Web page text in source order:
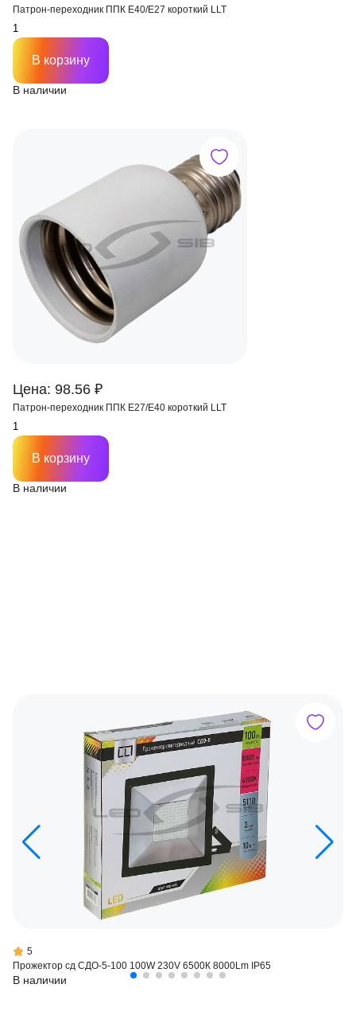
Патрон-переходник ППК Е40/Е27 короткий LLT
В наличии
В корзину
Цена: 98.56 ₽
Патрон-переходник ППК Е27/E40 короткий LLT
В наличии
В корзину
5
Прожектор сд СДО-5-100 100W 230V 6500К 8000Lm IP65
В наличии